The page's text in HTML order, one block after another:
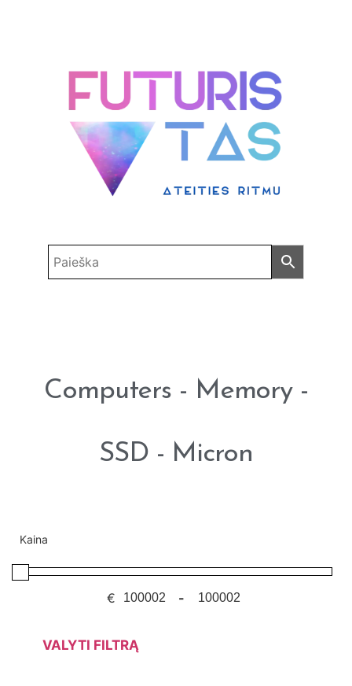
Computers - Memory -
SSD - Micron
Kaina
€ -
VALYTI FILTRĄ